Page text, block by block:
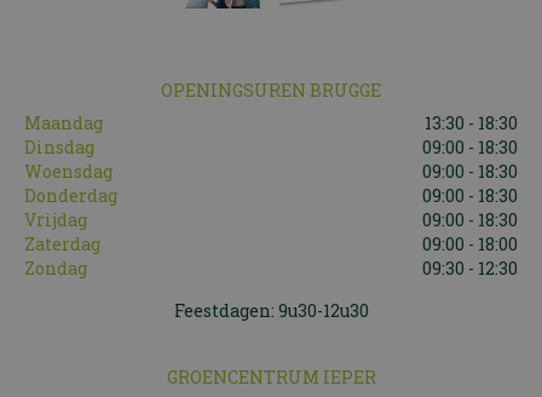
OPENINGSUREN BRUGGE
Maandag
13:30 - 18:30
Dinsdag
09:00 - 18:30
Woensdag
09:00 - 18:30
Donderdag
09:00 - 18:30
Vrijdag
09:00 - 18:30
Zaterdag
09:00 - 18:00
Zondag
09:30 - 12:30
Feestdagen: 9u30-12u30
GROENCENTRUM IEPER